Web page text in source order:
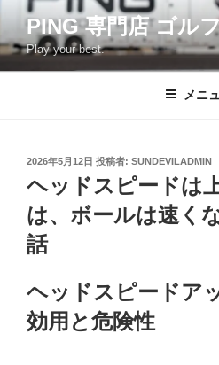
テ
ン
PING 専門店 ゴル
Play your best.
メニ
投
日:
2026年5月12日 投稿者: SUNDEVILADMIN
ヘッドスピードは
は、ボールは速く
話
ヘッドスピードア
効用と危険性